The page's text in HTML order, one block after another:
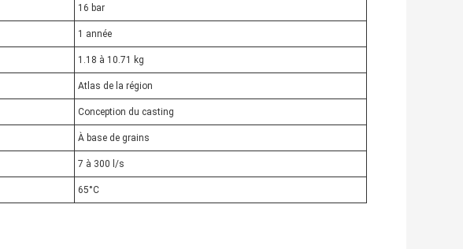
16 bar
1 année
1.18 à 10.71 kg
Atlas de la région
Conception du casting
À base de grains
7 à 300 l/s
65°C